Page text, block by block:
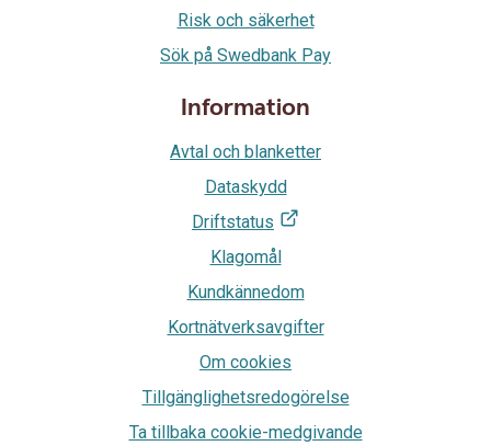
Risk och säkerhet
Sök på Swedbank Pay
Information
Avtal och blanketter
Dataskydd
Driftstatus
Klagomål
Kundkännedom
Kortnätverksavgifter
Om cookies
Tillgänglighetsredogörelse
Ta tillbaka cookie-medgivande